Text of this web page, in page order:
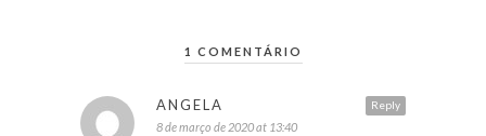
1 COMENTÁRIO
Reply
ANGELA
8 de março de 2020 at 13:40